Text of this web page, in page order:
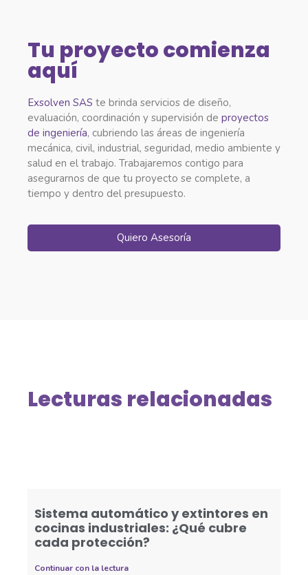
Tu proyecto comienza
aquí
Exsolven SAS te brinda servicios de diseño,
evaluación, coordinación y supervisión de proyectos
de ingeniería, cubriendo las áreas de ingeniería
mecánica, civil, industrial, seguridad, medio ambiente y
salud en el trabajo. Trabajaremos contigo para
asegurarnos de que tu proyecto se complete, a
tiempo y dentro del presupuesto.
Quiero Asesoría
Lecturas relacionadas
Sistema automático y extintores en
cocinas industriales: ¿Qué cubre
cada protección?
Continuar con la lectura